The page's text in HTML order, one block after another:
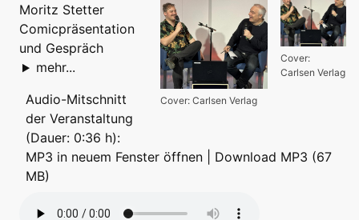
Cover:
Carlsen Verlag
Cover: Carlsen Verlag
Moritz Stetter
Comicpräsentation
und Gespräch
mehr...
Audio-Mitschnitt
der Veranstaltung
(Dauer: 0:36 h):
MP3 in neuem Fenster öffnen
Download MP3 (67
MB)